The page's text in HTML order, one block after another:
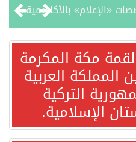
قفزة عالمية جديدة لتخصصات «الإعلام» بالأكاديمية العربية هيئة AQAS الألمانية تمنح برامج الإعلام بالأكاديمية العربية الاعتماد غير المشروط وفق المعايير الأوروبية..
بمشاركة السعودية.. اجتماع رباعي يبحث خفض التصعيد ومعالجة التحديات الأمنية الراهنةمكة المكرمة
المملكة العربية
التركية
الإسلامية.